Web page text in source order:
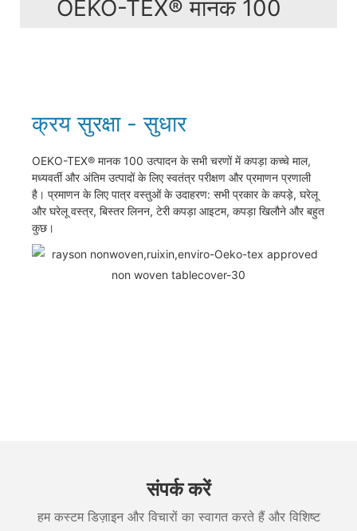
OEKO-TEX® मानक 100
क्रय सुरक्षा - सुधार
OEKO-TEX® मानक 100 उत्पादन के सभी चरणों में कपड़ा कच्चे माल,
मध्यवर्ती और अंतिम उत्पादों के लिए स्वतंत्र परीक्षण और प्रमाणन प्रणाली
है। प्रमाणन के लिए पात्र वस्तुओं के उदाहरण: सभी प्रकार के कपड़े, घरेलू
और घरेलू वस्त्र, बिस्तर लिनन, टेरी कपड़ा आइटम, कपड़ा खिलौने और बहुत
कुछ।
संपर्क करें
हम कस्टम डिज़ाइन और विचारों का स्वागत करते हैं और विशिष्ट